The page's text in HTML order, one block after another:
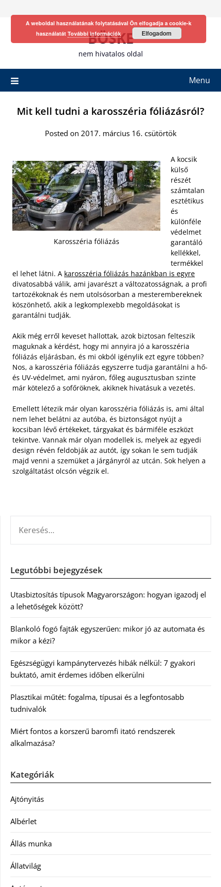
BÖSKE
nem hivatalos oldal
Menu
Mit kell tudni a karosszéria fóliázásról?
Posted on 2017. március 16. csütörtök
Karosszéria fóliázás
A kocsik
külső
részét
számtalan
esztétikus
és
különféle
védelmet
garantáló
kellékkel,
termékkel
el lehet látni. A karosszéria fóliázás hazánkban is egyre
divatosabbá válik, ami javarészt a változatosságnak, a profi
tartozékoknak és nem utolsósorban a mesterembereknek
köszönhető, akik a legkomplexebb megoldásokat is
garantálni tudják.
Akik még erről keveset hallottak, azok biztosan felteszik
maguknak a kérdést, hogy mi annyira jó a karosszéria
fóliázás eljárásban, és mi okból igénylik ezt egyre többen?
Nos, a karosszéria fóliázás egyszerre tudja garantálni a hő-
és UV-védelmet, ami nyáron, főleg augusztusban szinte
már kötelező a sofőröknek, akiknek hivatásuk a vezetés.
Emellett létezik már olyan karosszéria fóliázás is, ami által
nem lehet belátni az autóba, és biztonságot nyújt a
kocsiban lévő értékeket, tárgyakat és bármiféle eszközt
tekintve. Vannak már olyan modellek is, melyek az egyedi
design révén feldobják az autót, így sokan le sem tudják
majd venni a szemüket a járgányról az utcán. Sok helyen a
szolgáltatást olcsón végzik el.
Legutóbbi bejegyzések
Utasbiztosítás típusok Magyarországon: hogyan igazodj el
a lehetőségek között?
Blankoló fogó fajták egyszerűen: mikor jó az automata és
mikor a kézi?
Egészségügyi kampánytervezés hibák nélkül: 7 gyakori
buktató, amit érdemes időben elkerülni
Plasztikai műtét: fogalma, típusai és a legfontosabb
tudnivalók
Miért fontos a korszerű baromfi itató rendszerek
alkalmazása?
Kategóriák
Ajtónyitás
Albérlet
Állás munka
Állatvilág
A weboldal használatának folytatásával Ön elfogadja a cookie-k
használatát További információk Elfogadom